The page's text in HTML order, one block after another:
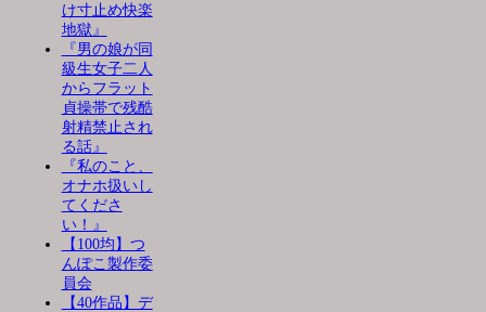
け寸止め快楽
地獄』
『男の娘が同
級生女子二人
からフラット
貞操帯で残酷
射精禁止され
る話』
『私のこと、
オナホ扱いし
てくださ
い！』
【100均】つ
んぽこ製作委
員会
【40作品】デ